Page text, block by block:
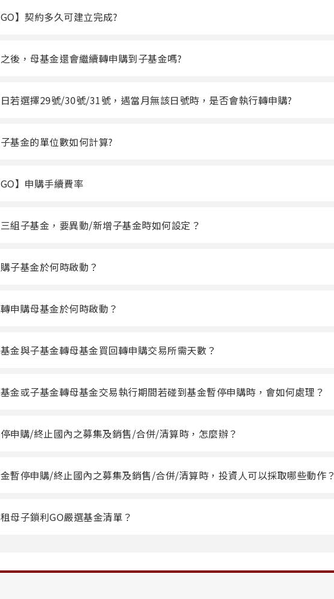
GO】契約多久可建立完成?
後，母基金還會繼續轉申購到子基金嗎?
若選擇29號/30號/31號，遇當月無該日號時，是否會執行轉申購?
基金的單位數如何計算?
GO】申購手續費率
組子基金，要異動/新增子基金時如何設定？
子基金於何時啟動？
申購母基金於何時啟動？
金與子基金轉母基金買回轉申購交易所需天數？
金或子基金轉母基金交易執行期間若碰到基金暫停申購時，會如何處理？
申購/終止國內之募集及銷售/合併/清算時，怎麼辦？
暫停申購/終止國內之募集及銷售/合併/清算時，投資人可以採取哪些動作？
母子鎖利GO嚴選基金清單？